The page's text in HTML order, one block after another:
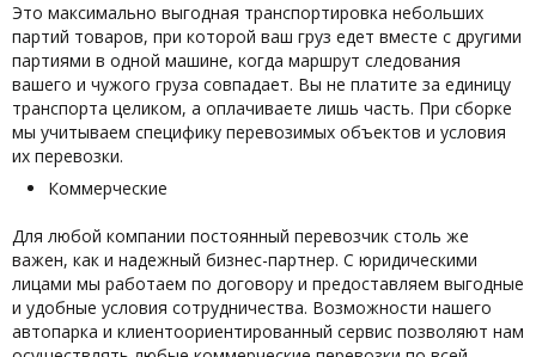
Это максимально выгодная транспортировка небольших
партий товаров, при которой ваш груз едет вместе с другими
партиями в одной машине, когда маршрут следования
вашего и чужого груза совпадает. Вы не платите за единицу
транспорта целиком, а оплачиваете лишь часть. При сборке
мы учитываем специфику перевозимых объектов и условия
их перевозки.
Коммерческие
Для любой компании постоянный перевозчик столь же
важен, как и надежный бизнес-партнер. С юридическими
лицами мы работаем по договору и предоставляем выгодные
и удобные условия сотрудничества. Возможности нашего
автопарка и клиентоориентированный сервис позволяют нам